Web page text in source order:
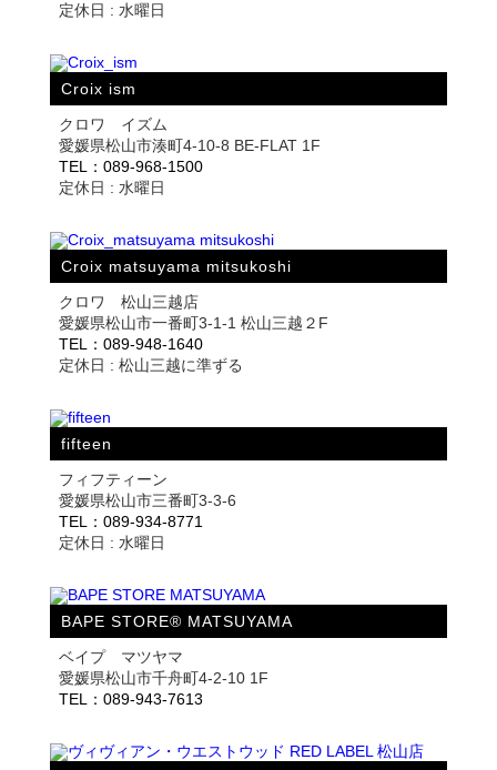
定休日 : 水曜日
Croix ism
クロワ イズム
愛媛県松山市湊町4-10-8 BE-FLAT 1F
TEL：089-968-1500
定休日 : 水曜日
Croix matsuyama mitsukoshi
クロワ 松山三越店
愛媛県松山市一番町3-1-1 松山三越２F
TEL：089-948-1640
定休日 : 松山三越に準ずる
fifteen
フィフティーン
愛媛県松山市三番町3-3-6
TEL：089-934-8771
定休日 : 水曜日
BAPE STORE® MATSUYAMA
ベイプ マツヤマ
愛媛県松山市千舟町4-2-10 1F
TEL：089-943-7613